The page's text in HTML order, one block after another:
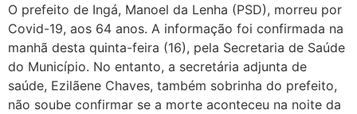
O prefeito de Ingá, Manoel da Lenha (PSD), morreu por
Covid-19, aos 64 anos. A informação foi confirmada na
manhã desta quinta-feira (16), pela Secretaria de Saúde
do Município. No entanto, a secretária adjunta de
saúde, Ezilãene Chaves, também sobrinha do prefeito,
não soube confirmar se a morte aconteceu na noite da